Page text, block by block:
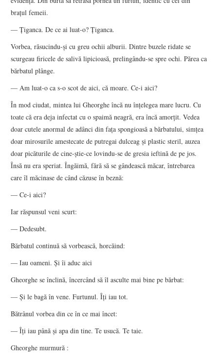
brațul femeii.
— Țiganca. De ce ai luat-o? Țiganca.
Vorbea, răsucindu-și cu greu ochii alburii. Dintre buzele ridate se
scurgeau firicele de salivă lipicioasă, prelingându-se spre ochi. Părea ca
bărbatul plânge.
— Am luat-o ca s-o scot de aici, că moare. Ce-i aici?
În mod ciudat, mintea lui Gheorghe încă nu înțelegea mare lucru. Cu
toate că era deja infectat cu o spaimă neagră, era încă amorțit. Vedea
doar cutele anormal de adânci din fața spongioasă a bărbatului, simțea
doar mirosurile amestecate de putregai dulceag și plastic steril, auzea
doar picăturile de cine-știe-ce lovindu-se de gresia ieftină de pe jos.
Însă nu era speriat. Îngăimă, fără să se gândească măcar, întrebarea
care îl măcinase de când căzuse în beznă:
— Ce-i aici?
Iar răspunsul veni scurt:
— Dedesubt.
Bărbatul continuă să vorbească, horcăind:
— Iau oameni. Și îi aduc aici
Gheorghe se înclină, încercând să îl asculte mai bine pe bărbat:
— Și le bagă în vene. Furtunul. Îți iau tot.
Bătrânul vorbea din ce în ce mai încet:
— Îți iau până și apa din tine. Te usucă. Te taie.
Gheorghe murmură :